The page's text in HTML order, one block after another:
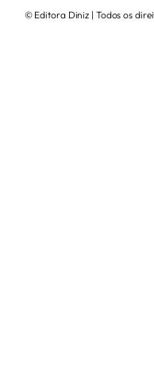
© Editora Diniz | Todos os